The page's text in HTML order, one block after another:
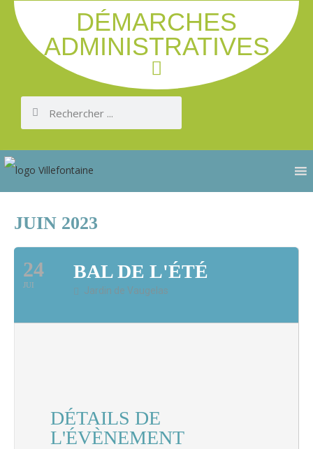
DÉMARCHES
ADMINISTRATIVES
JUIN 2023
24
JUI
BAL DE L'ÉTÉ
Jardin de Vaugelas
DÉTAILS DE
L'ÉVÈNEMENT